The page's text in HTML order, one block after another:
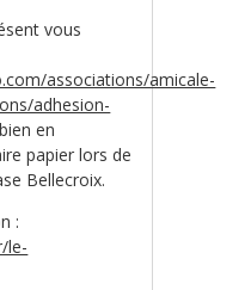
vous
associations/amicale-
adhesion-
en
papier lors de
Bellecroix.
:
le-